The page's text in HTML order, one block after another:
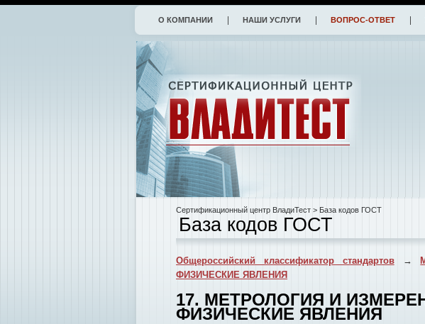
О КОМПАНИИ НАШИ УСЛУГИ ВОПРОС-ОТВЕТ
Сертификационный центр ВладиТест > База кодов ГОСТ
База кодов ГОСТ
Общероссийский классификатор стандартов→
ФИЗИЧЕСКИЕ ЯВЛЕНИЯ
17. МЕТРОЛОГИЯ И
ФИЗИЧЕСКИЕ ЯВЛЕНИЯ